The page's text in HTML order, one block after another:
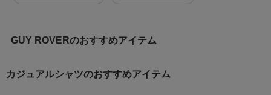
GUY ROVERのおすすめアイテム
カジュアルシャツのおすすめアイテム